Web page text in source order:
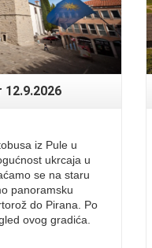
12.9.2026
iz Pule u
ukrcaja u
se na staru
panoramsku
do Pirana. Po
ovog gradića.